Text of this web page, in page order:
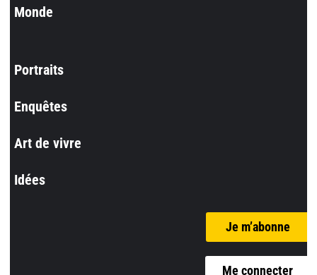
Monde
Portraits
Enquêtes
Art de vivre
Idées
Je m’abonne
Me connecter